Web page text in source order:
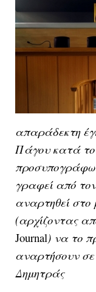
απαράδεκτη
Πάγου κατά
προσυπογράφω
γραφεί από
αναρτηθεί στο
(αρχίζοντας
Journal) να το
αναρτήσουν
Δημητράς